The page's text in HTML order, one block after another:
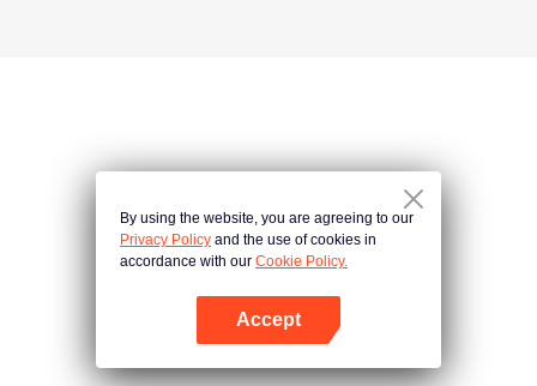
By using the website, you are agreeing to our
Privacy Policy and the use of cookies in
accordance with our Cookie Policy.
Accept